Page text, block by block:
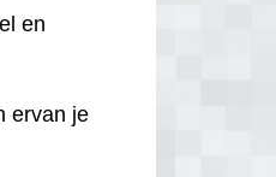
en
ervan je